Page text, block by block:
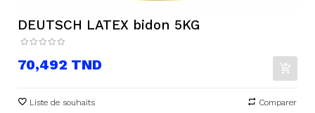
DEUTSCH LATEX bidon 5KG
Prix
70,492 TND
Liste de souhaits Comparer